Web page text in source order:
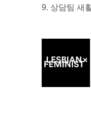
9. 상담팀 새
탐
색
전